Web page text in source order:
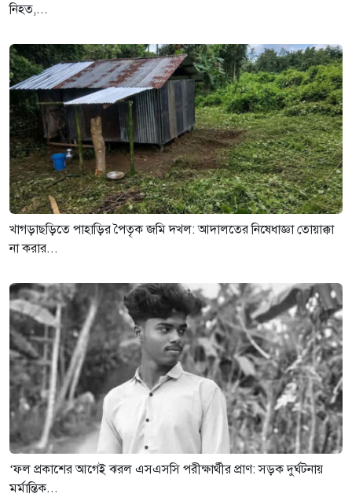
নিহত,...
খাগড়াছড়িতে পাহাড়ির পৈতৃক জমি দখল: আদালতের নিষেধাজ্ঞা তোয়াক্কা
না করার...
‘ফল প্রকাশের আগেই ঝরল এসএসসি পরীক্ষার্থীর প্রাণ: সড়ক দুর্ঘটনায়
মর্মান্তিক...